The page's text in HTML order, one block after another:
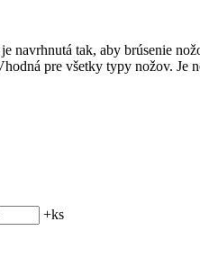
navrhnutá tak, aby brúsenie
pre všetky typy nožov. Je
+ks